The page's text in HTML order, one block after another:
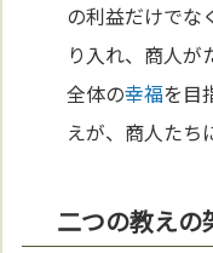
の利益だけでな
り入れ、商人が
全体の幸福を目
えが、商人たち
二つの教えの